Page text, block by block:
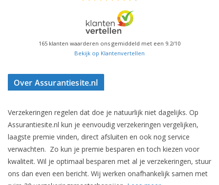
165 klanten waarderen ons gemiddeld met een 9.2/10
Bekijk op Klantenvertellen
Over Assurantiesite.nl
Verzekeringen regelen dat doe je natuurlijk niet dagelijks. Op
Assurantiesite.nl kun je eenvoudig verzekeringen vergelijken,
laagste premie vinden, direct afsluiten en ook nog service
verwachten. Zo kun je premie besparen en toch kiezen voor
kwaliteit. Wil je optimaal besparen met al je verzekeringen, stuur
ons dan even een bericht. Wij werken onafhankelijk samen met